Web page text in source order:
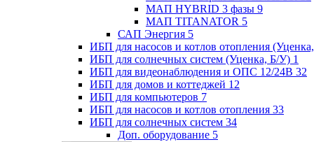
МАП HYBRID 3 фазы 9
МАП TITANATOR 5
САП Энергия 5
ИБП для насосов и котлов отопления
ИБП для солнечных систем (Уценка, Б/У) 1
ИБП для видеонаблюдения и ОПС 12/24В 32
ИБП для домов и коттеджей 12
ИБП для компьютеров 7
ИБП для насосов и котлов отопления 33
ИБП для солнечных систем 34
Доп. оборудование 5